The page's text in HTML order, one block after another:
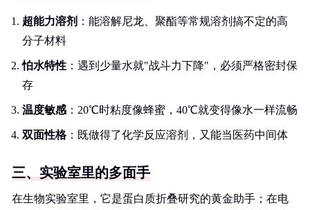
超能力溶剂 ：能溶解尼龙、聚酯等常规溶剂搞不定的高
分子材料
怕水特性 ：遇到少量水就"战斗力下降"，必须严格密封保
存
温度敏感 ：20℃时粘度像蜂蜜，40℃就变得像水一样流畅
双面性格：既做得了化学反应溶剂，又能当医药中间体
三、实验室里的多面手
在生物实验室里，它是蛋白质折叠研究的黄金助手；在电